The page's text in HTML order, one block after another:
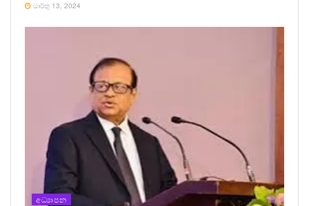
මාර්තු 13, 2024
අධ්‍යාපන